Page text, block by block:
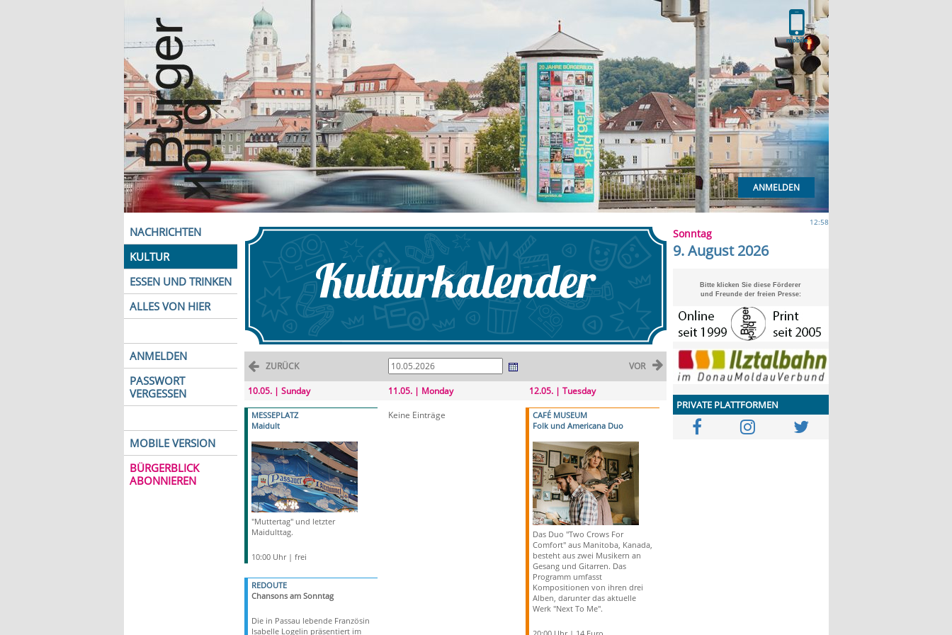
ANMELDEN
NACHRICHTEN
KULTUR
ESSEN UND TRINKEN
ALLES VON HIER
ANMELDEN
PASSWORT
VERGESSEN
MOBILE VERSION
BÜRGERBLICK
ABONNIEREN
ZURÜCK VOR
10.05. | Sunday
MESSEPLATZ
Maidult
"Muttertag" und letzter
Maidulttag.
10:00 Uhr | frei
REDOUTE
Chansons am Sonntag
Die in Passau lebende Französin
Isabelle Logelin präsentiert im
11.05. | Monday
Keine Einträge
12.05. | Tuesday
CAFÉ MUSEUM
Folk und Americana Duo
Das Duo "Two Crows For
Comfort" aus Manitoba, Kanada,
besteht aus zwei Musikern an
Gesang und Gitarren. Das
Programm umfasst
Kompositionen von ihren drei
Alben, darunter das aktuelle
Werk "Next To Me".
12:58
Sonntag
9. August 2026
Bitte klicken Sie diese Förderer
und Freunde der freien Presse:
PRIVATE PLATTFORMEN